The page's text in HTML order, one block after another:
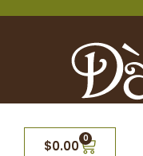
$0.00 0